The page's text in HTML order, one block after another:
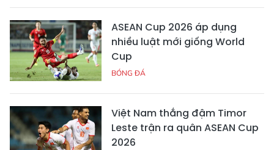
ASEAN Cup 2026 áp dụng
nhiều luật mới giống World
Cup
BÓNG ĐÁ
Việt Nam thắng đậm Timor
Leste trận ra quân ASEAN Cup
2026